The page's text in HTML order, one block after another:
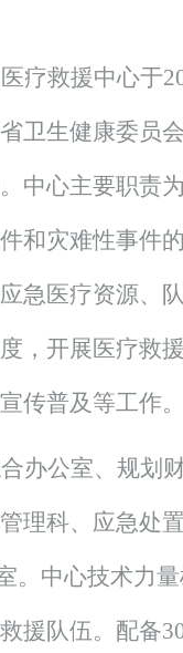
疗救援中心于
卫生健康委员会
中心主要职责为
和灾难性事件
急医疗资源、
，开展医疗救
传普及等工作。
办公室、规划
理科、应急处
。 中心技术力
援队伍。配备